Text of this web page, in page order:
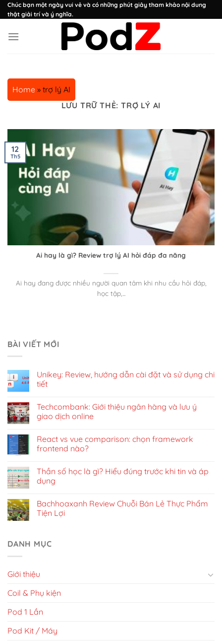
Chuyển
đến
dung
Chúc bạn một ngày vui vẻ và có những phút giây tham khảo nội dung
thật giải trí và ý nghĩa.
Home » trợ lý AI
LƯU TRỮ THẺ:TRỢ LÝ AI
Ai hay là gì? Review trợ lý AI hỏi đáp đa năng
Ai hay đang được nhiều người quan tâm khi nhu cầu hỏi đáp,
học tập,...
12
Th5
BÀI VIẾT MỚI
Unikey: Review, hướng dẫn cài đặt và sử dụng chi
tiết
Techcombank: Giới thiệu ngân hàng và lưu ý
giao dịch online
React vs vue comparison: chọn framework
frontend nào?
Thần số học là gì? Hiểu đúng trước khi tin và áp
dụng
Bachhoaxanh Review Chuỗi Bán Lẻ Thực Phẩm
Tiện Lợi
DANH MỤC
Giới thiệu
Coil & Phụ kiện
Pod 1 Lần
Pod Kit / Máy